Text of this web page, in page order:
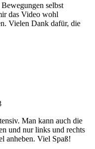
selbst
das Video wohl
Vielen Dank dafür, die
Man kann auch die
und nur links und rechts
anheben. Viel Spaß!